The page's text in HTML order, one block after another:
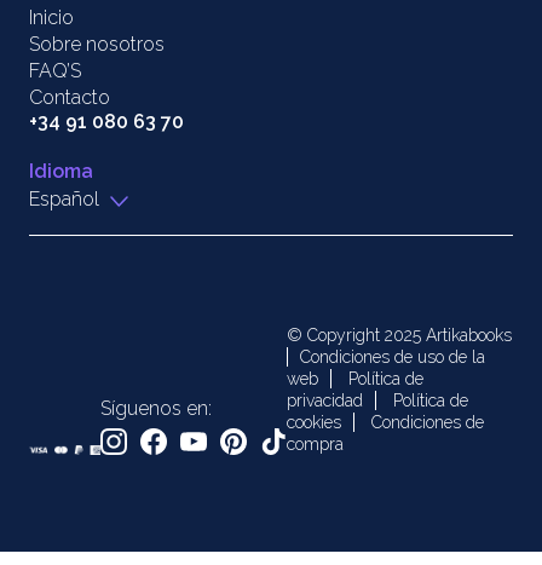
Inicio
Sobre nosotros
FAQ’S
Contacto
+34 91 080 63 70
Idioma
Español
Síguenos en:
© Copyright 2025 Artikabooks
Condiciones de uso de la
web
Política de
privacidad
Política de
cookies
Condiciones de
compra